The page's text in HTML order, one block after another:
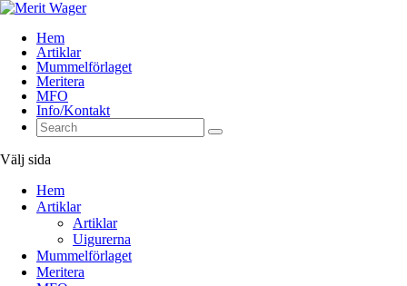
Hem
Artiklar
Mummelförlaget
Meritera
MFO
Info/Kontakt
Välj sida
Hem
Artiklar
Artiklar
Uigurerna
Mummelförlaget
Meritera